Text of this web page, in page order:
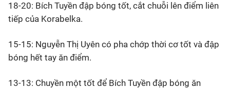
18-20: Bích Tuyền đập bóng tốt, cắt chuỗi lên điểm liên
tiếp của Korabelka.
15-15: Nguyễn Thị Uyên có pha chớp thời cơ tốt và đập
bóng hết tay ăn điểm.
13-13: Chuyền một tốt để Bích Tuyền đập bóng ăn